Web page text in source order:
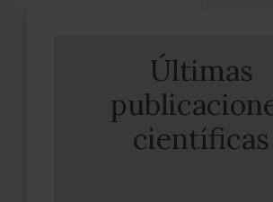
Últimas
científicas